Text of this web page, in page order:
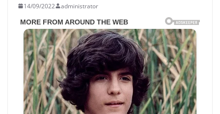
14/09/2022 administrator